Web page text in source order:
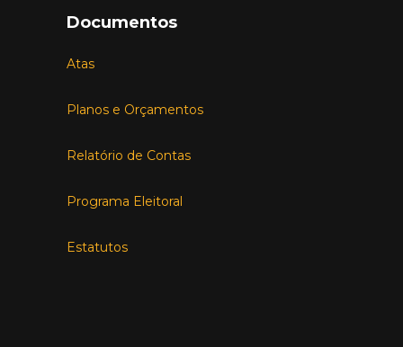
Documentos
Atas
Planos e Orçamentos
Relatório de Contas
Programa Eleitoral
Estatutos